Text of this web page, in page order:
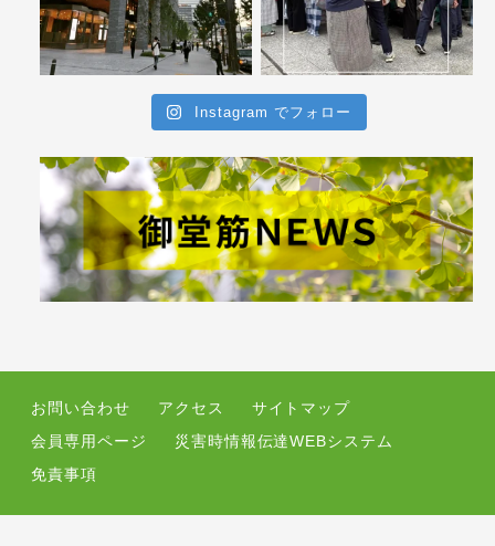
Instagram でフォロー
お問い合わせ アクセス
サイトマップ
会員専用ページ
災害時情報伝達WEBシステム
免責事項